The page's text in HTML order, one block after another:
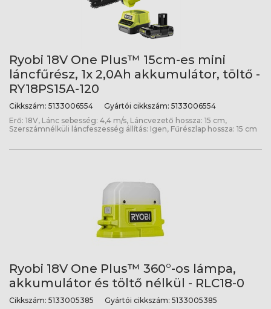
Ryobi 18V One Plus™ 15cm-es mini
láncfűrész, 1x 2,0Ah akkumulátor, töltő -
RY18PS15A-120
Cikkszám: 5133006554 Gyártói cikkszám: 5133006554
Erő: 18V, Lánc sebesség: 4,4 m/s, Láncvezető hossza: 15 cm,
Szerszámnélküli láncfeszesség állítás: Igen, Fűrészlap hossza: 15 cm
Ryobi 18V One Plus™ 360°-os lámpa,
akkumulátor és töltő nélkül - RLC18-0
Cikkszám: 5133005385 Gyártói cikkszám: 5133005385